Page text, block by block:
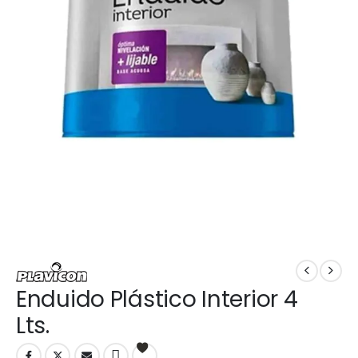
Enduido Plástico Interior 4
Lts.